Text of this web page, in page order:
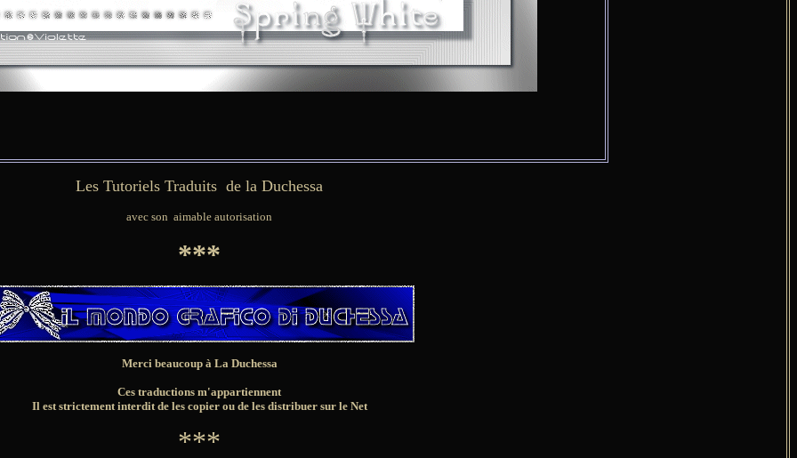
Les Tutoriels Traduits de la Duchessa
avec son aimable autorisation
***
Merci beaucoup à La Duchessa
Ces traductions m'appartiennent
Il est strictement interdit de les copier ou de les distribuer sur le Net
***